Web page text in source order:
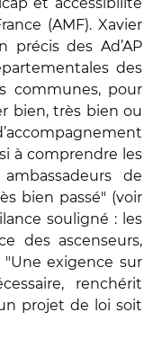
(AMF). Xavier
précis des Ad’AP
des
communes, pour
bien, très bien ou
à comprendre les
ambassadeurs de
bien passé" (voir
souligné : les
des ascenseurs,
"Une exigence sur
renchérit
projet de loi soit